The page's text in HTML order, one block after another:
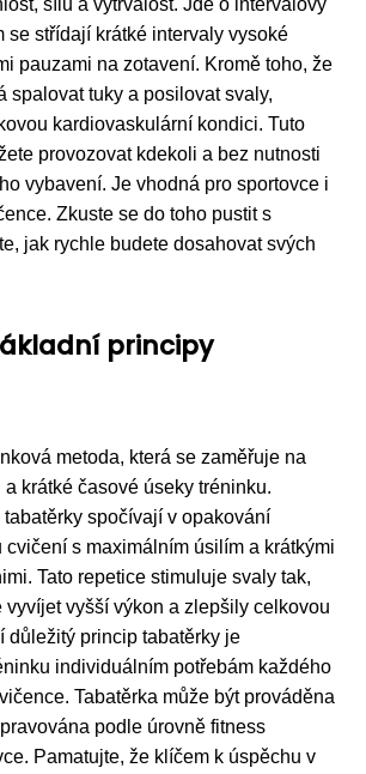
se střídají krátké intervaly vysoké
pauzami na zotavení. Kromě toho, že
spalovat tuky a posilovat svaly,
kardiovaskulární kondici. Tuto
provozovat kdekoli a bez nutnosti
vybavení. Je vhodná pro sportovce i
Zkuste se do toho pustit s
jak rychle budete dosahovat svých
principy
metoda, která se zaměřuje na
krátké časové úseky tréninku.
spočívají v opakování
cvičení s maximálním úsilím a krátkými
Tato repetice stimuluje svaly tak,
vyvíjet vyšší výkon a zlepšily celkovou
důležitý princip tabatěrky je
individuálním potřebám každého
Tabatěrka může být prováděna
podle úrovně fitness
Pamatujte, že klíčem k úspěchu v